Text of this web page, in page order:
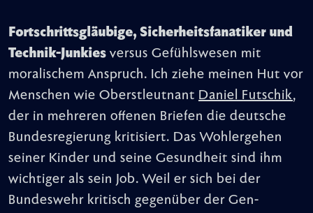
Fortschrittsgläubige, Sicherheitsfanatiker und
Technik-Junkies versus Gefühlswesen mit
moralischem Anspruch. Ich ziehe meinen Hut vor
Menschen wie Oberstleutnant Daniel Futschik,
der in mehreren offenen Briefen die deutsche
Bundesregierung kritisiert. Das Wohlergehen
seiner Kinder und seine Gesundheit sind ihm
wichtiger als sein Job. Weil er sich bei der
Bundeswehr kritisch gegenüber der Gen-